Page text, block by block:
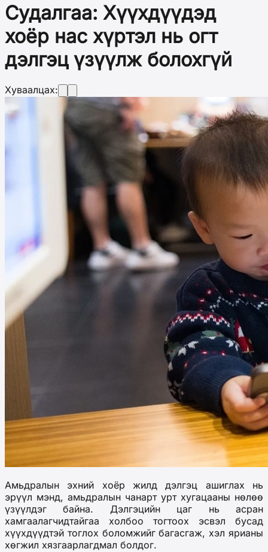
Судалгаа: Хүүхдүүдэд
хоёр нас хүртэл нь огт
дэлгэц үзүүлж болохгүй
Хуваалцах:
Амьдралын эхний хоёр жилд дэлгэц ашиглах нь
эрүүл мэнд, амьдралын чанарт урт хугацааны нөлөө
үзүүлдэгбайна.
Дэлгэцийн цаг нь асран
хамгаалагчидтайгаа холбоо тогтоох эсвэл бусад
хүүхдүүдтэй тоглох боломжийгбагасгаж, хэл ярианы
хөгжил хязгаарлагдмал болдог.